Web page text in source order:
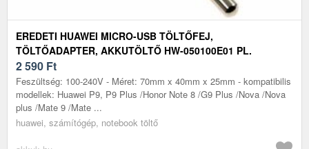
EREDETI HUAWEI MICRO-USB TÖLTŐFEJ,
TÖLTŐADAPTER, AKKUTÖLTŐ HW-050100E01 PL.
ASCEND G620 FEHÉR
2 590 Ft
Feszültség: 100-240V - Méret: 70mm x 40mm x 25mm - kompatibilis
modellek: Huawei P9, P9 Plus /Honor Note 8 /G9 Plus /Nova /Nova
plus /Mate 9 /Mate ...
huawei, számítógép, notebook töltő